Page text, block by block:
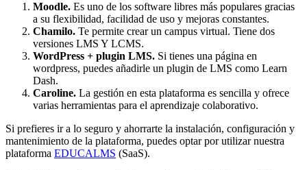
Moodle. Es uno de los software libres más populares gracias
a su flexibilidad, facilidad de uso y mejoras constantes.
Chamilo. Te permite crear un campus virtual. Tiene dos
versiones LMS Y LCMS.
WordPress + plugin LMS. Si tienes una página en
wordpress, puedes añadirle un plugin de LMS como Learn
Dash.
Caroline. La gestión en esta plataforma es sencilla y ofrece
varias herramientas para el aprendizaje colaborativo.
Si prefieres ir a lo seguro y ahorrarte la instalación, configuración y
mantenimiento de la plataforma, puedes optar por utilizar nuestra
plataforma EDUCALMS (SaaS).